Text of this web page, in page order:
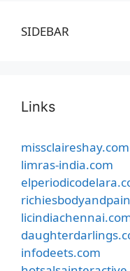
SIDEBAR
Links
missclaireshay.com
limras-india.com
infodeets.com